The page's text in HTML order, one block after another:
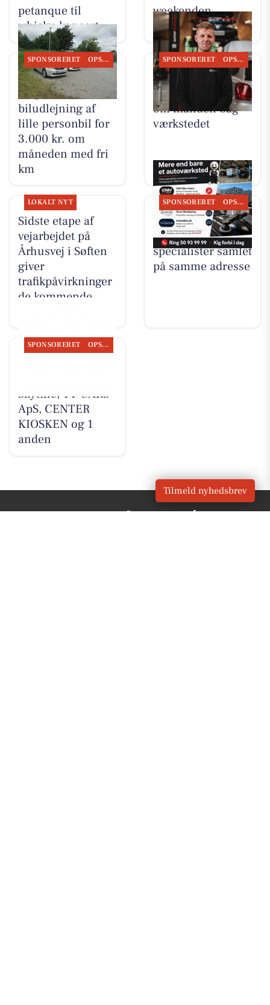
petanque til
whisky-koncert
weekenden
SPONSORERET OPSLAGSTAVLEN
TT CARS ApS
tilbyder
biludlejning af
lille personbil for
3.000 kr. om
måneden med fri
km
SPONSORERET OPSLAGSTAVLEN
Autotekniker Kim
Skytthe fortæller
om manden bag
værkstedet
LOKALT NYT
Sidste etape af
vejarbejdet på
Århusvej i Søften
giver
trafikpåvirkninger
de kommende
SPONSORERET OPSLAGSTAVLEN
Oscar Biludlejning
fremhæver flere
specialister samlet
på samme adresse
SPONSORERET OPSLAGSTAVLEN
Skytthe, TT CARS
ApS, CENTER
KIOSKEN og 1
anden
VORES Hammel
Tilmeld nyhedsbrev